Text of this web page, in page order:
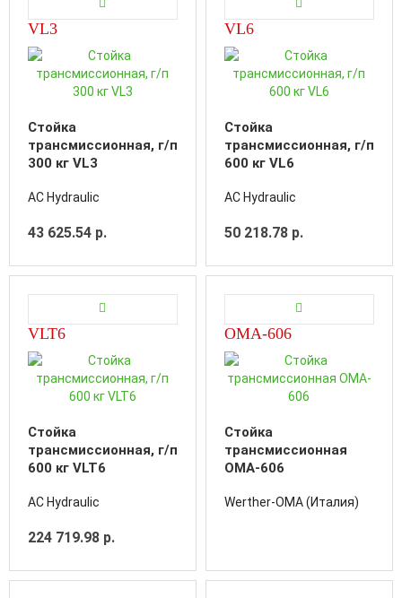
VL3
Стойка
трансмиссионная, г/п
300 кг VL3
AC Hydraulic
43 625.54 р.
VL6
Стойка
трансмиссионная, г/п
600 кг VL6
AC Hydraulic
50 218.78 р.
VLT6
Стойка
трансмиссионная, г/п
600 кг VLT6
AC Hydraulic
224 719.98 р.
OMA-606
Стойка
трансмиссионная
OMA-606
Werther-OMA (Италия)